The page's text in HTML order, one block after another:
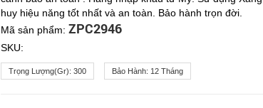
huy hiệu năng tốt nhất và an toàn. Bảo hành trọn đời.
Mã sản phẩm:ZPC2946
SKU:
Trọng Lượng(gr):300 Bảo Hành: 12 Tháng